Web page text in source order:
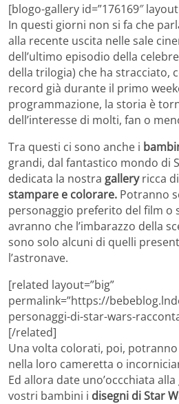
[blogo-gallery id=”176169″
In questi giorni non si fa che
alla recente uscita nelle sale
dell’ultimo episodio della
della trilogia) che ha stracciato,
record già durante il primo
programmazione, la storia è
dell’interesse di molti, fan o
Tra questi ci sono anche i
grandi, dal fantastico mondo di
dedicata la nostra galleryricca
stampare e colorare. Potranno
personaggio preferito del film o
avranno che l’imbarazzo della
sono solo alcuni di quelli
l’astronave.
[related layout=”big”
permalink=”https://
personaggi-di-star-wars-
[/related]
Una volta colorati, poi,
nella loro cameretta o
Ed allora date uno’occchiata
vostri bambini i disegni di Star